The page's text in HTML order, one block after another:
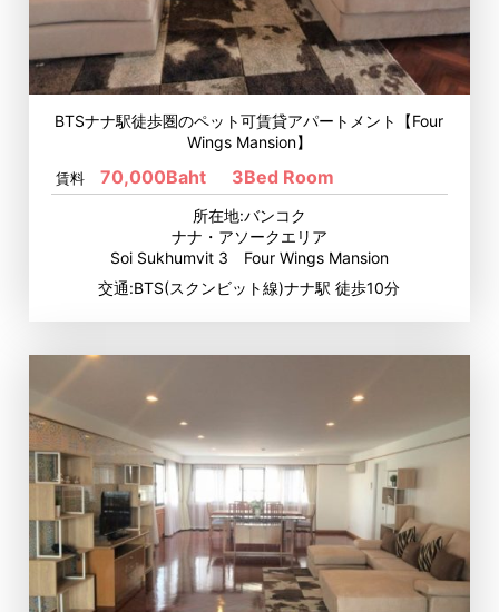
BTSナナ駅徒歩圏のペット可賃貸アパートメント【Four
Wings Mansion】
賃料 70,000Baht 3Bed Room
所在地:バンコク
ナナ・アソークエリア
Soi Sukhumvit 3 Four Wings Mansion
交通:BTS(スクンビット線)ナナ駅 徒歩10分